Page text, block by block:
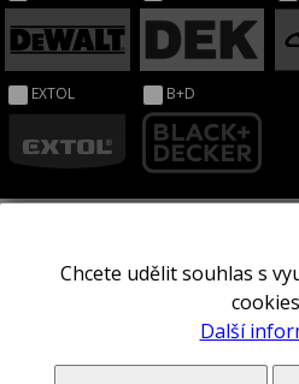
EXTOL B+D
Čepel pily
Chcete udělit souhlas s
Další